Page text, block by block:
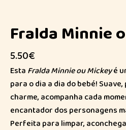
Fralda Minnie
5.50€
Esta Fralda Minnie ou Mickeyé
para o dia a dia do bebé!
charme, acompanha cada
encantador dos personagens
Perfeita para limpar,